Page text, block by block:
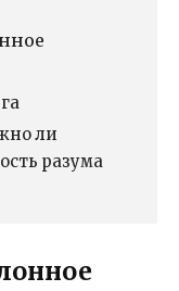
ли
разума